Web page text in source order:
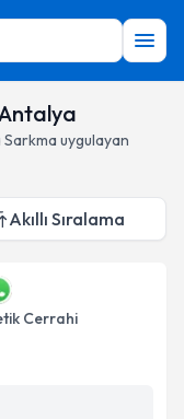
Sarkma uygulayan
Akıllı Sıralama
Cerrahi